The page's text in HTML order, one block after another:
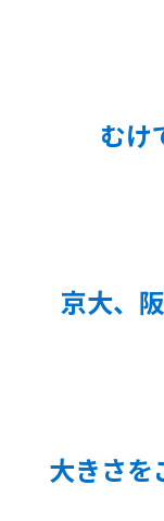
むけ
京大、
大きさを